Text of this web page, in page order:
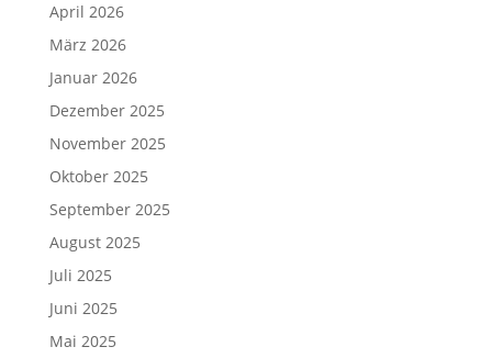
April 2026
März 2026
Januar 2026
Dezember 2025
November 2025
Oktober 2025
September 2025
August 2025
Juli 2025
Juni 2025
Mai 2025